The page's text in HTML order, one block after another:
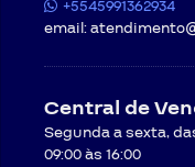
+5545991362934
email:
Central de
Segunda a sexta,
09:00 às 16:00